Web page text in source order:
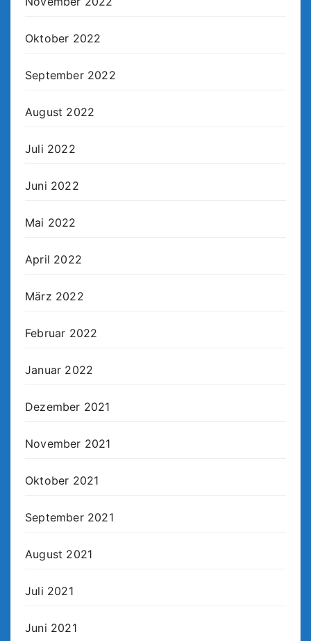
Oktober 2022
September 2022
August 2022
Juli 2022
Juni 2022
Mai 2022
April 2022
März 2022
Februar 2022
Januar 2022
Dezember 2021
November 2021
Oktober 2021
September 2021
August 2021
Juli 2021
Juni 2021